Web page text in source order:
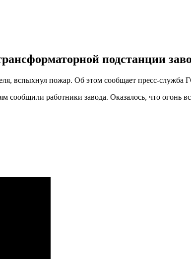
подстанции
вспыхнул пожар. Об этом сообщает пресс-служба
работники завода. Оказалось, что огонь